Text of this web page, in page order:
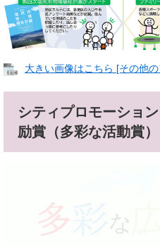
大きい画像はこちら [その他
シティプロモーショ
励賞（多彩な活動賞）